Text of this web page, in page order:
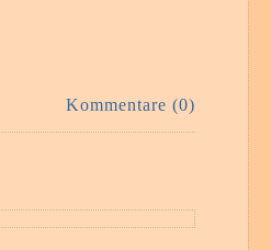
Kommentare (0)